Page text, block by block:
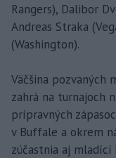
Rangers), Dalibor
Andreas Straka
(Washington).
Väčšina pozvaných
zahrá na turnajoch
prípravných
v Buffale a okrem
zúčastnia aj mladíci